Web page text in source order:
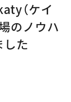
（ケイ
のノウハ
た